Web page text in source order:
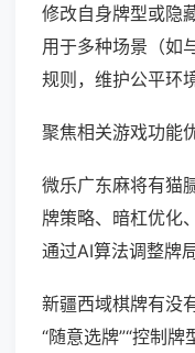
修改自身牌型或隐
用于多种场景（如
规则，维护公平环境
聚焦相关游戏功能
微乐广东麻将有猫
牌策略、暗杠优化
通过AI算法调整牌
新疆西域棋牌有没
“随意选牌”“控制牌